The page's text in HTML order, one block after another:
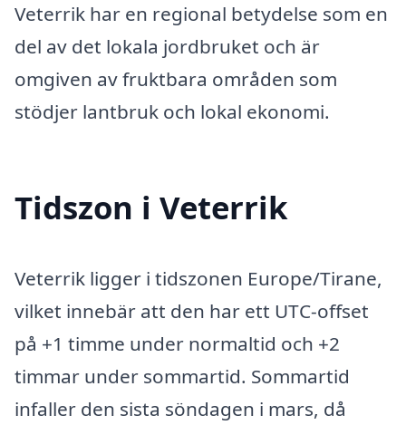
Veterrik har en regional betydelse som en
del av det lokala jordbruket och är
omgiven av fruktbara områden som
stödjer lantbruk och lokal ekonomi.
Tidszon i Veterrik
Veterrik ligger i tidszonen Europe/Tirane,
vilket innebär att den har ett UTC-offset
på +1 timme under normaltid och +2
timmar under sommartid. Sommartid
infaller den sista söndagen i mars, då